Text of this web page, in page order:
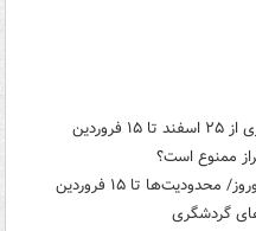
ممنوع است؟
تا ۱۵ فروردین
گردشگری